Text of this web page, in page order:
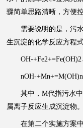
骤简单思路清晰，方便
需要说明的是，污水
生沉淀的化学反应方程式
OH-
nOH-
其中，M代指污水中
属离子反应生成沉淀物。
在第二个实施方案中